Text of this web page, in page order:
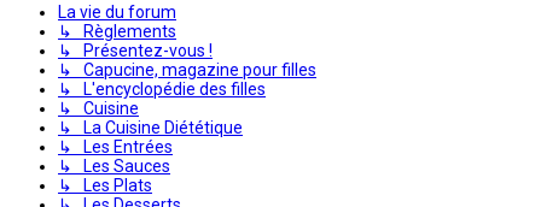
La vie du forum
↳ Règlements
↳ Présentez-vous !
↳ Capucine, magazine pour filles
↳ L'encyclopédie des filles
↳ Cuisine
↳ La Cuisine Diététique
↳ Les Entrées
↳ Les Sauces
↳ Les Plats